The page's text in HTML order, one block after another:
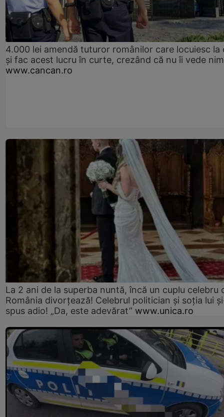
4.000 lei amendă tuturor românilor care locuiesc la
și fac acest lucru în curte, crezând că nu îi vede
www.cancan.ro
La 2 ani de la superba nuntă, încă un cuplu celebru
România divorțează! Celebrul politician și soția lui
spus adio! „Da, este adevărat” www.unica.ro